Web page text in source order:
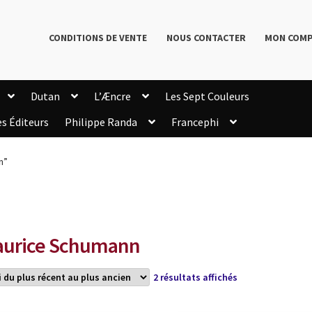
CONDITIONS DE VENTE NOUS CONTACTER MON
Dutan L’Æncre
Les Sept Couleurs
Éditeurs Philippe Randa
Francephi
Schumann
2 résultats affichésTrié